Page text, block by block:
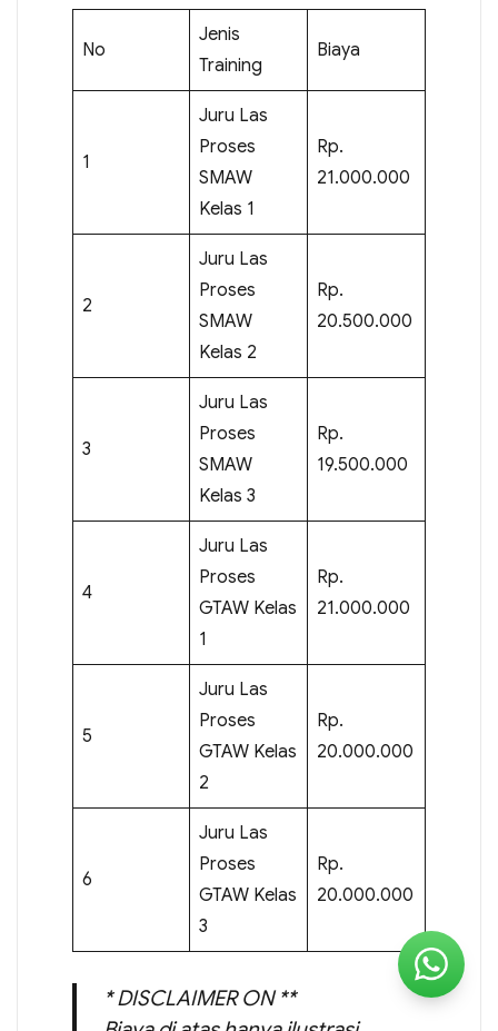
No
Jenis
Training
Biaya
1
Juru Las
Proses
SMAW
Kelas 1
Rp.
21.000.000
2
Juru Las
Proses
SMAW
Kelas 2
Rp.
20.500.000
3
Juru Las
Proses
SMAW
Kelas 3
Rp.
19.500.000
4
Juru Las
Proses
GTAW Kelas
1
Rp.
21.000.000
5
Juru Las
Proses
GTAW Kelas
2
Rp.
20.000.000
6
Juru Las
Proses
GTAW Kelas
3
Rp.
20.000.000
* DISCLAIMER ON **